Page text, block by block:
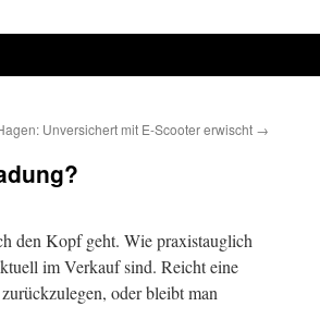
Unversichert mit E-Scooter erwischt →
den Kopf geht. Wie praxistauglich
im Verkauf sind. Reicht eine
oder bleibt man